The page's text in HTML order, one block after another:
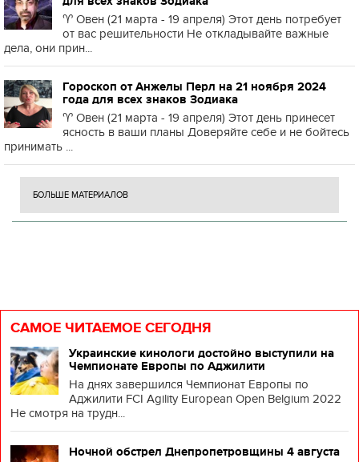
♈️ Овен (21 марта - 19 апреля) Этот день потребует
от вас решительности Не откладывайте важные
дела, они прин...
Гороскоп от Анжелы Перл на 21 ноября 2024
года для всех знаков Зодиака
♈️ Овен (21 марта - 19 апреля) Этот день принесет
ясность в ваши планы Доверяйте себе и не бойтесь
принимать ...
БОЛЬШЕ МАТЕРИАЛОВ
САМОЕ ЧИТАЕМОЕ СЕГОДНЯ
Украинские кинологи достойно выступили на
Чемпионате Европы по Аджилити
На днях завершился Чемпионат Европы по
Аджилити FCI Agility European Open Belgium 2022
Не смотря на трудн...
Ночной обстрел Днепропетровщины 4 августа